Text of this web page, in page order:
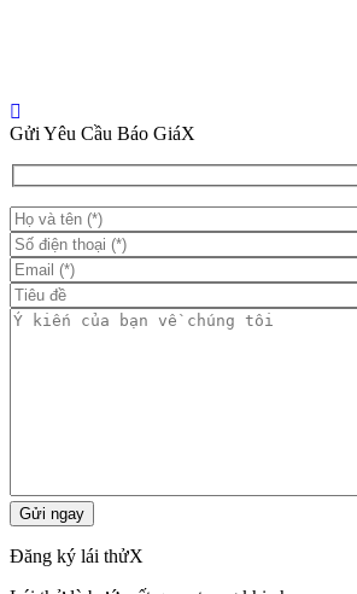
Gửi Yêu Cầu Báo GiáX
Đăng ký lái thửX